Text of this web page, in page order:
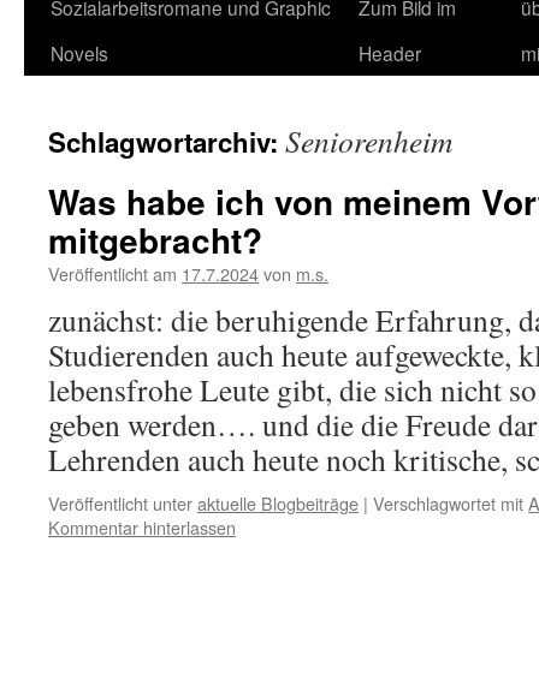
Sozialarbeitsromane und Graphic
Novels
Zum Bild im
Header
Schlagwortarchiv: Seniorenheim
Was habe ich von meinem
mitgebracht?
Veröffentlicht am 17.7.2024von m.s.
zunächst: die beruhigende Erfahrung,
Studierenden auch heute aufgeweckte,
lebensfrohe Leute gibt, die sich nicht
geben werden…. und die die Freude
Lehrenden auch heute noch kritische,
Veröffentlicht unteraktuelle Blogbeiträge | Verschlagwortet mit
Kommentar hinterlassen